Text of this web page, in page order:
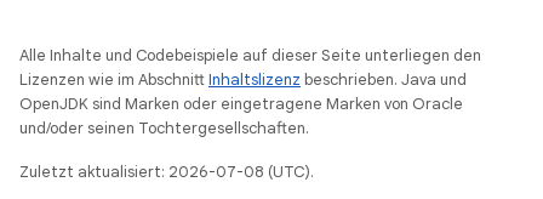
Alle Inhalte und Codebeispiele auf dieser Seite unterliegen den
Lizenzen wie im AbschnittInhaltslizenz beschrieben. Java und
OpenJDK sind Marken oder eingetragene Marken von Oracle
und/oder seinen Tochtergesellschaften.
Zuletzt aktualisiert: 2026-07-08 (UTC).